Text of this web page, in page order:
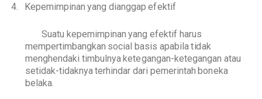
4. Kepemimpinan yang dianggap efektif
Suatu kepemimpinan yang efektif harus
mempertimbangkan social basis apabilatidak
menghendaki timbulnyaketegangan-ketegangan atau
setidak-tidaknyaterhindar dari pemerintah boneka
belaka.